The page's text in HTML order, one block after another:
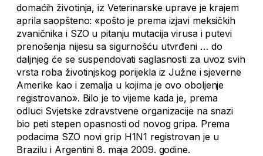
domaćih životinja, iz Veterinarske uprave je krajem
aprila saopšteno: «pošto je prema izjavi meksičkih
zvaničnika i SZO u pitanju mutacija virusa i putevi
prenošenja nijesu sa sigurnošću utvrđeni … do
daljnjeg će se suspendovati saglasnosti za uvoz svih
vrsta roba životinjskog porijekla iz Južne i sjeverne
Amerike kao i zemalja u kojima je ovo oboljenje
registrovano». Bilo je to vijeme kada je, prema
odluci Svjetske zdravstvene organizacije na snazi
bio peti stepen opasnosti od novog gripa. Prema
podacima SZO novi grip H1N1 registrovan je u
Brazilu i Argentini 8. maja 2009. godine.